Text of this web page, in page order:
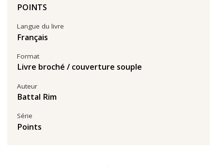
Auteur
Battal Rim
Série
Points
POINTS
Langue du livre
Français
Format
Livre broché / couverture souple